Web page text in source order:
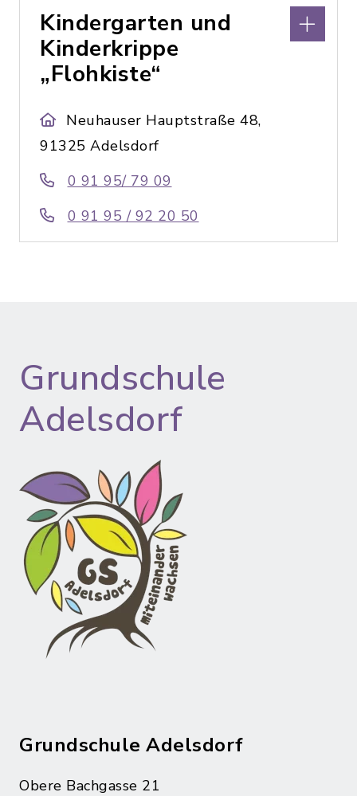
Kindergarten und
Kinderkrippe
„Flohkiste“
Neuhauser Hauptstraße 48,
91325 Adelsdorf
0 91 95/ 79 09
0 91 95 / 92 20 50
Grundschule
Adelsdorf
Grundschule Adelsdorf
Obere Bachgasse 21